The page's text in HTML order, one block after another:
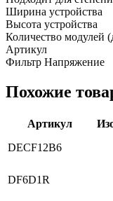
Ширина устройства
Высота устройства
Количество модулей
Артикул
Фильтр Напряжение
Похожие
Артикул
DECF12B6
DF6D1R